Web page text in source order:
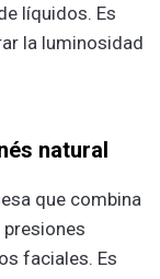
líquidos. Es
la luminosidad
natural
que combina
faciales. Es